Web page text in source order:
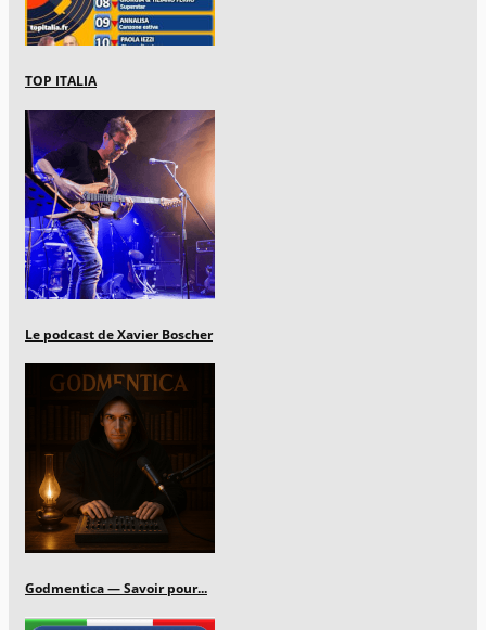
TOP ITALIA
Le podcast de Xavier Boscher
Godmentica — Savoir pour...